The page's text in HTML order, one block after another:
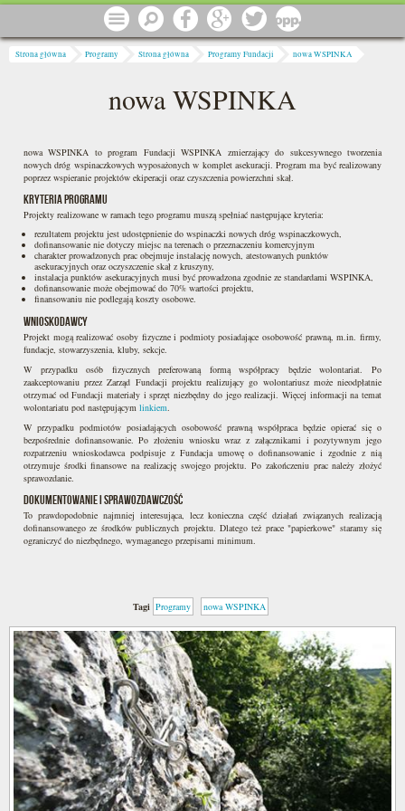
Przejdź do treści Menu Szukaj Facebook Google Twitter
Jesteś tutaj
Strona główna Programy Strona główna Programy Fundacji nowa WSPINKA
nowa WSPINKA
nowa WSPINKA to program Fundacji WSPINKA zmierzający do sukcesywnego tworzenia
nowych dróg wspinaczkowych wyposażonych w komplet asekuracji. Program ma być realizowany
poprzez wspieranie projektów ekiperacji oraz czyszczenia powierzchni skał.
Kryteria programu
Projekty realizowane w ramach tego programu muszą spełniać następujące kryteria:
rezultatem projektu jest udostępnienie do wspinaczki nowych dróg wspinaczkowych,
dofinansowanie nie dotyczy miejsc na terenach o przeznaczeniu komercyjnym
charakter prowadzonych prac obejmuje instalację nowych, atestowanych punktów
asekuracyjnych oraz oczyszczenie skał z kruszyny,
instalacja punktów asekuracyjnych musi być prowadzona zgodnie ze standardami WSPINKA,
dofinansowanie może obejmować do 70% wartości projektu,
finansowaniu nie podlegają koszty osobowe.
Wnioskodawcy
Projekt mogą realizować osoby fizyczne i podmioty posiadające osobowość prawną, m.in. firmy,
fundacje, stowarzyszenia, kluby, sekcje.
W przypadku osób fizycznych preferowaną formą współpracy będzie wolontariat. Po
zaakceptowaniu przez Zarząd Fundacji projektu realizujący go wolontariusz może nieodpłatnie
otrzymać od Fundacji materiały i sprzęt niezbędny do jego realizacji. Więcej informacji na temat
wolontariatu pod następującym linkiem.
W przypadku podmiotów posiadających osobowość prawną współpraca będzie opierać się o
bezpośrednie dofinansowanie. Po złożeniu wniosku wraz z załącznikami i pozytywnym jego
rozpatrzeniu wnioskodawca podpisuje z Fundacja umowę o dofinansowanie i zgodnie z nią
otrzymuje środki finansowe na realizację swojego projektu. Po zakończeniu prac należy złożyć
sprawozdanie.
Dokumentowanie i sprawozdawczość
To prawdopodobnie najmniej interesująca, lecz konieczna część działań związanych realizacją
dofinansowanego ze środków publicznych projektu. Dlatego też prace "papierkowe" staramy się
ograniczyć do niezbędnego, wymaganego przepisami minimum.
Tagi Programy nowa WSPINKA